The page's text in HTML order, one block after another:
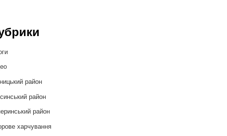
район
район
район
харчування